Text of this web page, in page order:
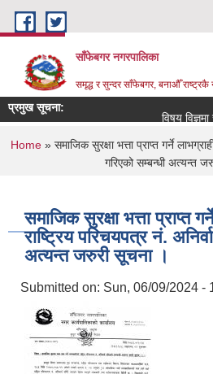
Skip to main content
साँफेबगर नगरपालिका
समृद्ध र सुन्दर साँफेबगर, बनाऔँ राष्ट्रकै
प्रमुख सूचना:
You are here
Home » समाजिक सुरक्षा भत्ता प्राप्त गर्ने
गरिएको सम्बन्धी अत्यन्त
समाजिक सुरक्षा भत्ता प्राप्त
राष्ट्रिय परिचयपत्र नं.
अत्यन्त जरुरी सूचना ।
Submitted on: Sun, 06/09/2024 -